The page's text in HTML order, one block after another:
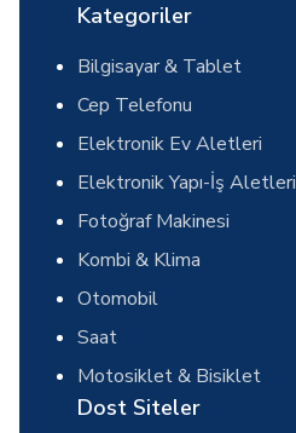
Kategoriler
Bilgisayar & Tablet
Cep Telefonu
Elektronik Ev Aletleri
Elektronik Yapı-İş Aletleri
Fotoğraf Makinesi
Kombi & Klima
Otomobil
Saat
Motosiklet & Bisiklet
Dost Siteler